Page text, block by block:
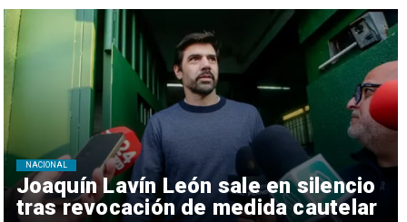
Joaquín Lavín León sale en silencio
tras revocación de medida cautelar
NACIONAL